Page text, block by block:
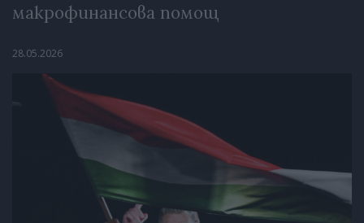
макрофинансова помощ
28.05.2026